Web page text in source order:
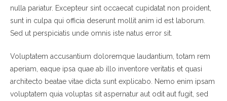
nulla pariatur. Excepteur sint occaecat cupidatat non proident,
sunt in culpa qui officia deserunt mollit anim id est laborum.
Sed ut perspiciatis unde omnis iste natus error sit.
Voluptatem accusantium doloremque laudantium, totam rem
aperiam, eaque ipsa quae ab illo inventore veritatis et quasi
architecto beatae vitae dicta sunt explicabo. Nemo enim ipsam
voluptatem quia voluptas sit aspernatur aut odit aut fugit, sed